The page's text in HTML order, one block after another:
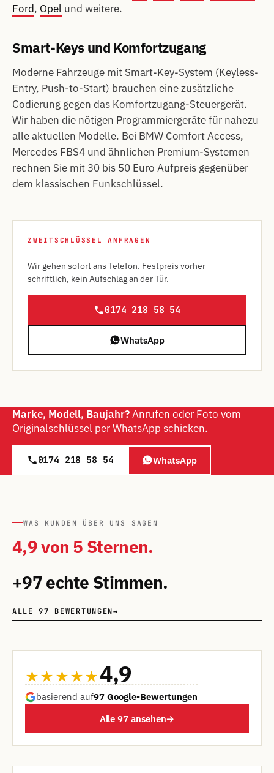
Ford, Opel und weitere.
Smart-Keys und Komfortzugang
Moderne Fahrzeuge mit Smart-Key-System (Keyless-
Entry, Push-to-Start) brauchen eine zusätzliche
Codierung gegen das Komfortzugang-Steuergerät.
Wir haben die nötigen Programmiergeräte für nahezu
alle aktuellen Modelle. Bei BMW Comfort Access,
Mercedes FBS4 und ähnlichen Premium-Systemen
rechnen Sie mit 30 bis 50 Euro Aufpreis gegenüber
dem klassischen Funkschlüssel.
ZWEITSCHLÜSSEL ANFRAGEN
Wir gehen sofort ans Telefon. Festpreis vorher
schriftlich, kein Aufschlag an der Tür.
0174 218 58 54
WhatsApp
Marke, Modell, Baujahr?Anrufen oder Foto vom
Originalschlüssel per WhatsApp schicken.
0174 218 58 54 WhatsApp
WAS KUNDEN ÜBER UNS SAGEN
4,9 von 5 Sternen.
+97 echte Stimmen.
ALLE 97 BEWERTUNGEN→
★★★★★4,9
basierend auf97 Google-Bewertungen
Alle 97 ansehen→